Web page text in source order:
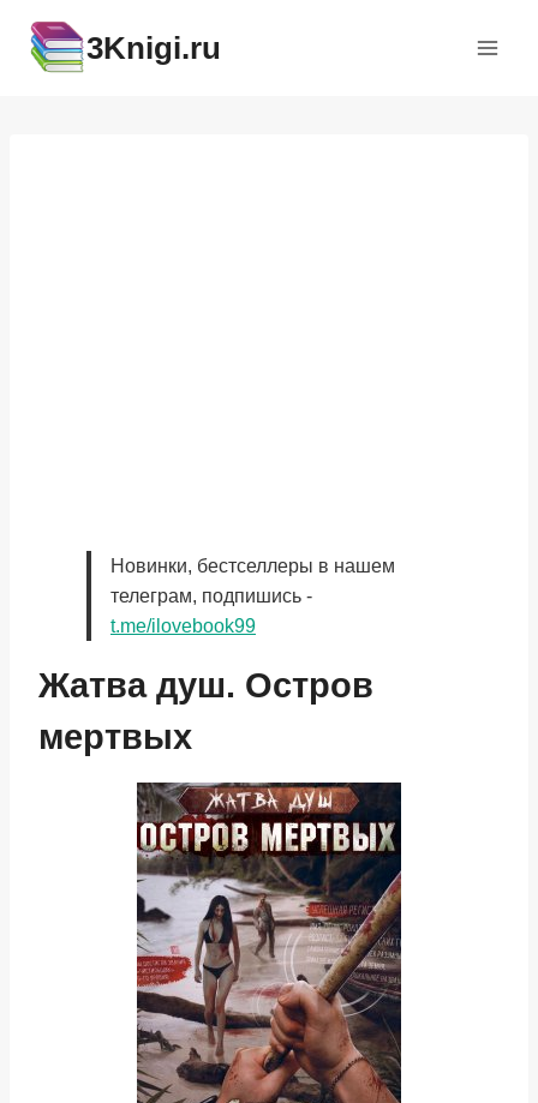
содержимому
3Knigi.ru
Новинки, бестселлеры в нашем
телеграм, подпишись -
t.me/ilovebook99
Жатва душ. Остров
мертвых